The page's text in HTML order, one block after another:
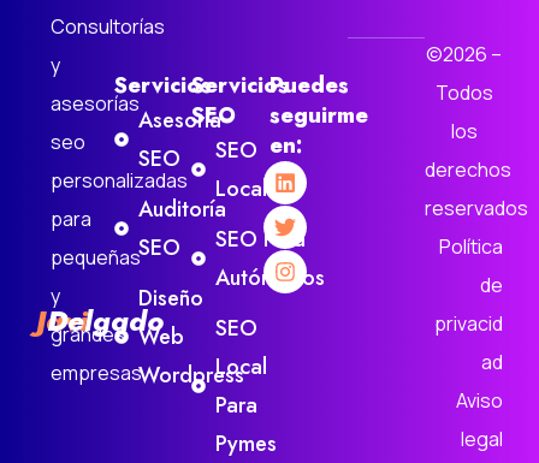
Javi
Delgado
Consultorías
y
asesorías
seo
personalizadas
para
pequeñas
y
grandes
empresas.
Servicios
Asesoría
SEO
Auditoría
SEO
Diseño
Web
Wordpress
Servicios
SEO
SEO
Local
SEO Para
Autónomos
SEO
Local
Para
Pymes
Puedes
seguirme
en:
©2026 –
Todos
los
derechos
reservados
Política
de
privacid
ad
Aviso
legal